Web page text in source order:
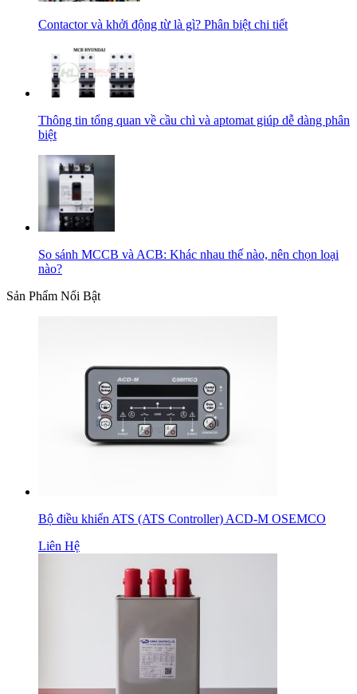
Contactor và khởi động từ là gì? Phân biệt chi tiết
Thông tin tổng quan về cầu chì và aptomat giúp dễ dàng phân
biệt
So sánh MCCB và ACB: Khác nhau thế nào, nên chọn loại
nào?
Sản Phẩm Nổi Bật
Bộ điều khiển ATS (ATS Controller) ACD-M OSEMCO
Liên Hệ